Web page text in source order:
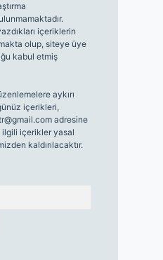
içeriklerin
olup, siteye üye
kabul etmiş
aykırı
içerikleri,
adresine
içerikler yasal
kaldırılacaktır.